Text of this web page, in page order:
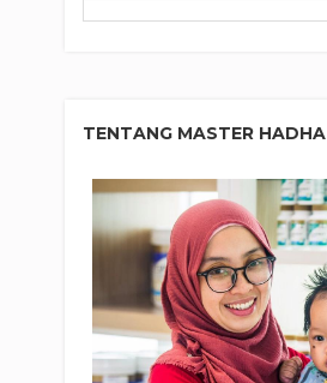
TENTANG MASTER HADHA